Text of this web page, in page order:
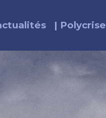
| Polycrise